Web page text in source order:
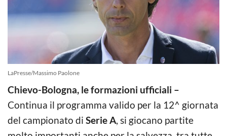
LaPresse/Massimo Paolone
Chievo-Bologna, le formazioni ufficiali –
Continua il programma valido per la 12^ giornata
del campionato di Serie A, si giocano partite